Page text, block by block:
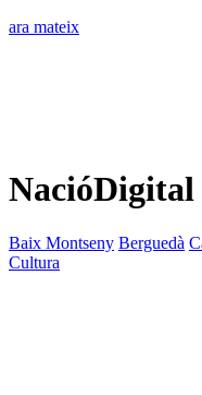
ara mateix
NacióDigital
Baix Montseny Berguedà
Cultura